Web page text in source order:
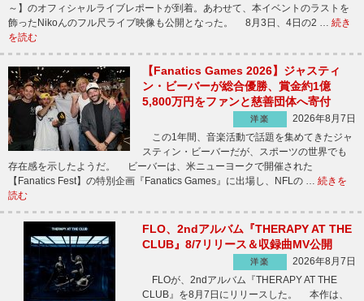
～】のオフィシャルライブレポートが到着。あわせて、本イベントのラストを
飾ったNikoんのフル尺ライブ映像も公開となった。 8月3日、4日の2 … 続き
を読む
【Fanatics Games 2026】ジャスティ
ン・ビーバーが総合優勝、賞金約1億
5,800万円をファンと慈善団体へ寄付
洋楽
2026年8月7日
この1年間、音楽活動で話題を集めてきたジャ
スティン・ビーバーだが、スポーツの世界でも
存在感を示したようだ。 ビーバーは、米ニューヨークで開催された
【Fanatics Fest】の特別企画『Fanatics Games』に出場し、NFLの … 続きを
読む
FLO、2ndアルバム『THERAPY AT THE
CLUB』8/7リリース＆収録曲MV公開
洋楽
2026年8月7日
FLOが、2ndアルバム『THERAPY AT THE
CLUB』を8月7日にリリースした。 本作は、